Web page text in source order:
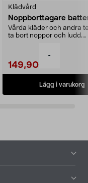
-
Klädvård
Noppborttagare
Vårda kläder och andra
ta bort noppor och ludd.
149,90
Lägg i varukorg